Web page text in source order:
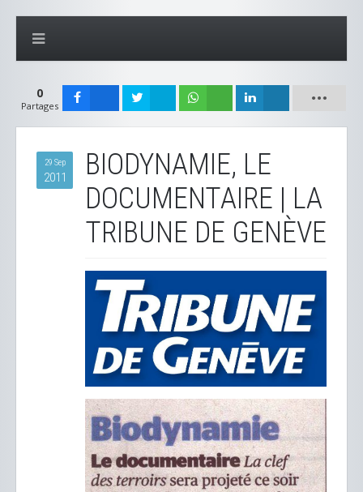
0
Partages
29 Sep
2011
BIODYNAMIE, LE
DOCUMENTAIRE | LA
TRIBUNE DE GENÈVE